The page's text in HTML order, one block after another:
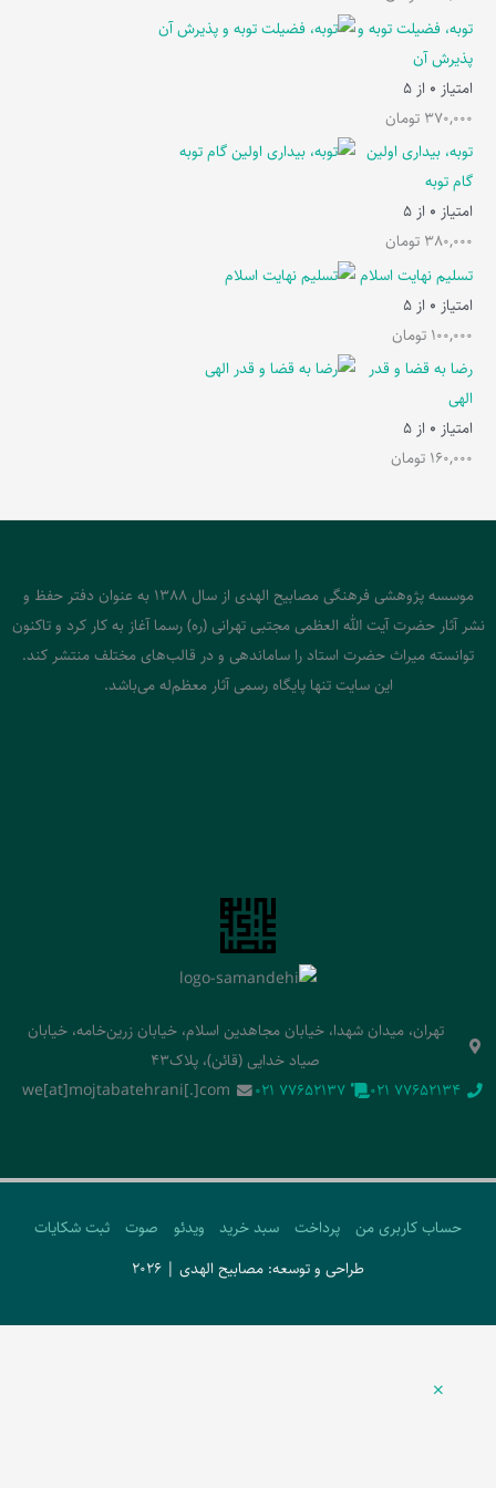
توبه، فضیلت توبه و
پذیرش آن
امتیاز 0 از 5
370,000 تومان
توبه، بیداری اولین
گام توبه
امتیاز 0 از 5
380,000 تومان
تسلیم نهایت اسلام
امتیاز 0 از 5
100,000 تومان
رضا به قضا و قدر
الهی
امتیاز 0 از 5
160,000 تومان
موسسه پژوهشی فرهنگی مصابیح الهدی از سال 1388 به عنوان دفتر حفظ و
نشر آثار حضرت آیت الله العظمی مجتبی تهرانی (ره) رسما آغاز به کار کرد و تاکنون
توانسته میراث حضرت استاد را ساماندهی و در قالب‌های مختلف منتشر کند.
این سایت تنها پایگاه رسمی آثار معظم‌له می‌باشد.
تهران، میدان شهدا، خیابان مجاهدین اسلام، خیابان زرین‌خامه، خیابان
صیاد خدایی (قائن)، پلاک43
‭021 77652134‬
‭021 77652137‬
we[at]mojtabatehrani[.]com
حساب کاربری من پرداخت سبد خرید ویدئو صوت
ثبت شکایات
طراحی و توسعه: مصابیح الهدی | 2026